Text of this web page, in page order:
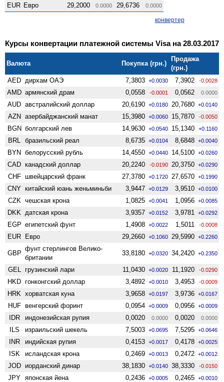
EUR Евро 29,2000 0.0000 29,6736 0.0000
конвертер
Курсы конвертации платежной системы Visa на 28.03.2017
Валюта Покупка (грн.)
Продажа
(грн.)
AED дирхам ОАЭ 7,3803 +0.0030 7,3902 -0.0028
AMD армянский драм 0,0558 -0.0001 0,0562 0.0000
AUD австралийский доллар 20,6190 +0.0180 20,7680 +0.0140
AZN азербайджанский манат 15,3980 +0.0060 15,7870 -0.0050
BGN болгарский лев 14,9630 +0.0540 15,1340 +0.1160
BRL бразильский реал 8,6735 +0.0104 8,6848 +0.0040
BYN белорусский рубль 14,4550 +0.0440 14,5100 +0.0260
CAD канадский доллар 20,2240 -0.0190 20,3750 +0.0290
CHF швейцарский франк 27,3780 +0.1720 27,6570 +0.1990
CNY китайский юань женьминьби 3,9447 +0.0129 3,9510 +0.0100
CZK чешская крона 1,0825 +0.0041 1,0956 +0.0085
DKK датская крона 3,9357 +0.0152 3,9781 +0.0292
EGP египетский фунт 1,4908 +0.0022 1,5011 -0.0008
EUR Евро 29,2660 +0.1060 29,5990 +0.2260
GBP
фунт стерлингов Велико­
британии
33,8180 +0.0320 34,2420 +0.2350
GEL грузинский лари 11,0430 +0.0020 11,1920 -0.0290
HKD гонконгский доллар 3,4892 +0.0010 3,4953 -0.0009
HRK хорватская куна 3,9658 +0.0197 3,9736 +0.0167
HUF венгерский форинт 0,0954 +0.0009 0,0956 +0.0009
IDR индонезийская рупия 0,0020 0.0000 0,0020 0.0000
ILS израильский шекель 7,5003 +0.0695 7,5295 +0.0646
INR индийская рупия 0,4153 +0.0017 0,4178 +0.0025
ISK исландская крона 0,2469 +0.0013 0,2472 +0.0012
JOD иорданский динар 38,1830 +0.0140 38,3330 -0.0150
JPY японская йена 0,2436 +0.0005 0,2465 +0.0010